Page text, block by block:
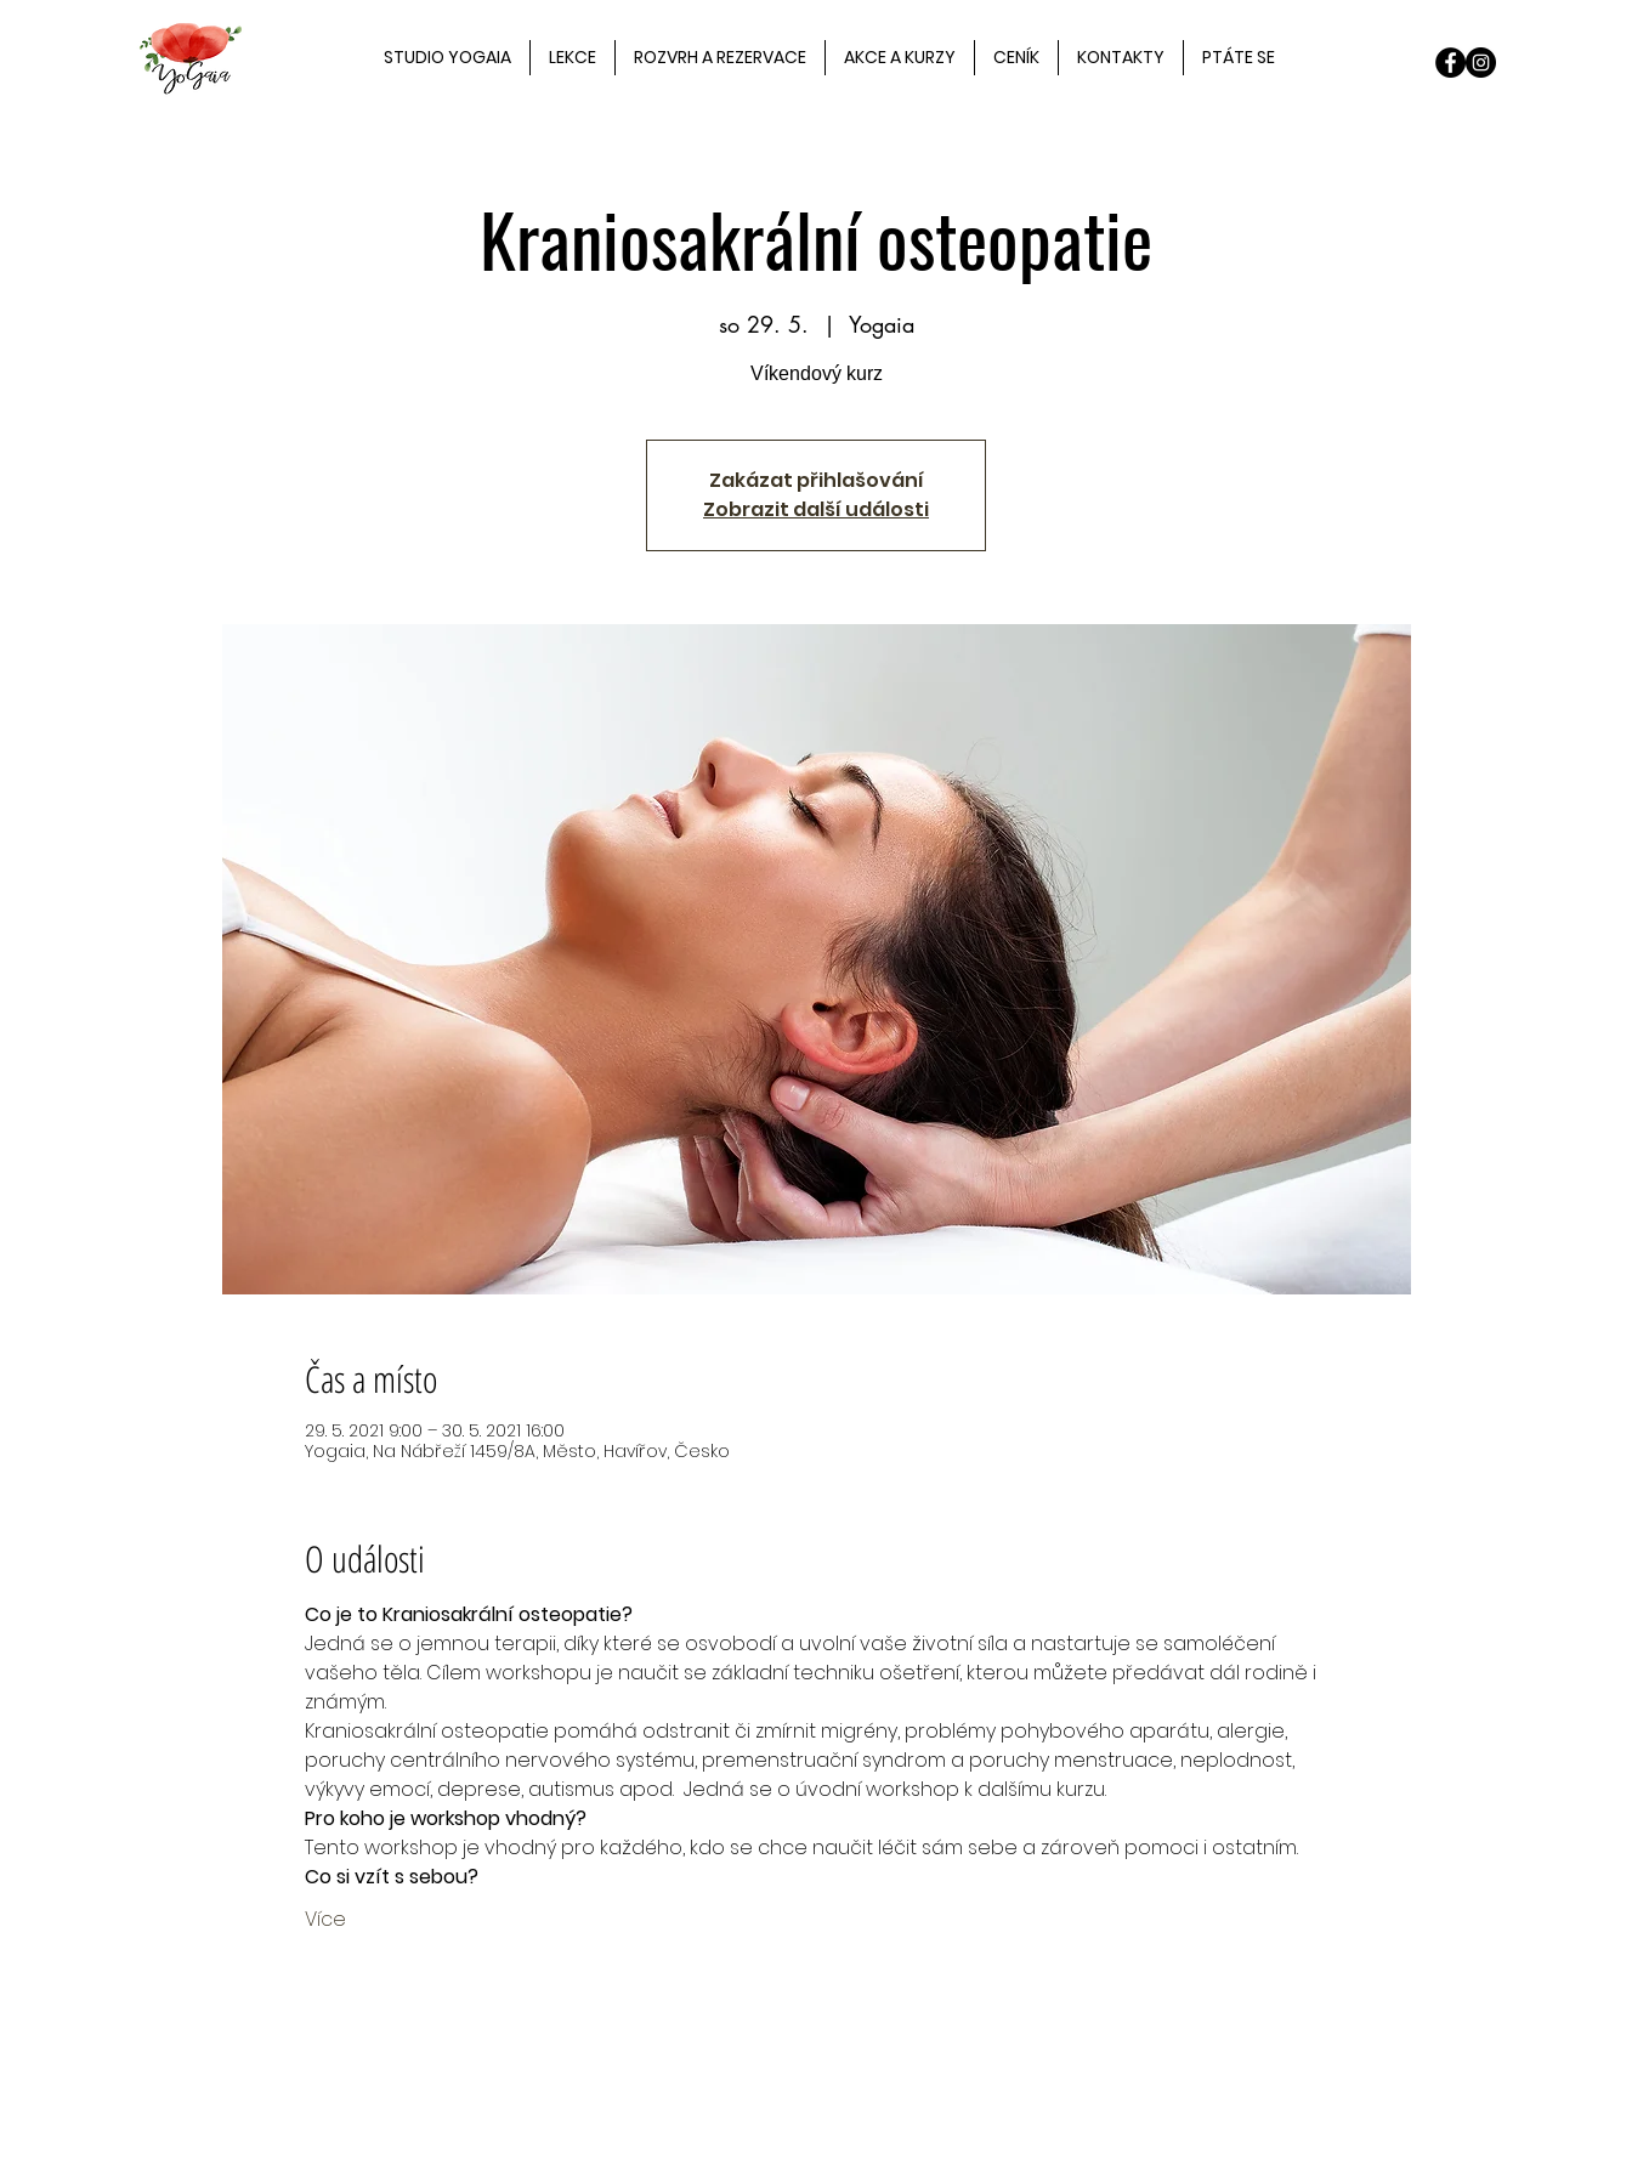
STUDIO YOGAIA LEKCE ROZVRH A REZERVACE AKCE A KURZY CENÍK KONTAKTY PTÁTE SE
Kraniosakrální osteopatie
so 29. 5.
  |
Yogaia
Víkendový kurz
Zakázat přihlašování
Zobrazit další události
Čas a místo
29. 5. 2021 9:00 – 30. 5. 2021 16:00
Yogaia, Na Nábřeží 1459/8A, Město, Havířov, Česko
O události
Co je to Kraniosakrální osteopatie?
Jedná se o jemnou terapii, díky které se osvobodí a uvolní vaše životní síla a nastartuje se samoléčení
vašeho těla. Cílem workshopu je naučit se základní techniku ošetření, kterou můžete předávat dál rodině i
známým.
Kraniosakrální osteopatie pomáhá odstranit či zmírnit migrény, problémy pohybového aparátu, alergie,
poruchy centrálního nervového systému, premenstruační syndrom a poruchy menstruace, neplodnost,
výkyvy emocí, deprese, autismus apod.  Jedná se o úvodní workshop k dalšímu kurzu.
Pro koho je workshop vhodný?
Tento workshop je vhodný pro každého, kdo se chce naučit léčit sám sebe a zároveň pomoci i ostatním.
Co si vzít s sebou?
Více